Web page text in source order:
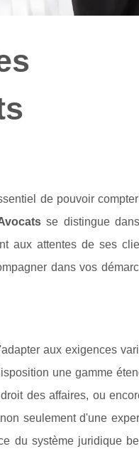
de pouvoir
se distingue
aux attentes de ses
dans vos
aux exigences
une gamme
des affaires, ou
seulement d'une
du système juridique